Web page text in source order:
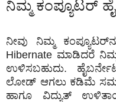
ನಿಮ್ಮ ಕಂಪ್ಯೂಟರ್‍
ನೀವು ನಿಮ್ಮ
Hibernate ಮಾಡಿದರೆ
ಉಳಿಸಬಹುದು.
ಲೋಡ್ ಆಗಲು ಕಡಿಮೆ
ಹಾಗೂ ವಿದ್ಯುತ್